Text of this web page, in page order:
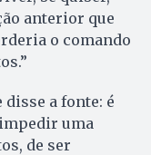
anterior que
o comando
disse a fonte: é
uma
de ser